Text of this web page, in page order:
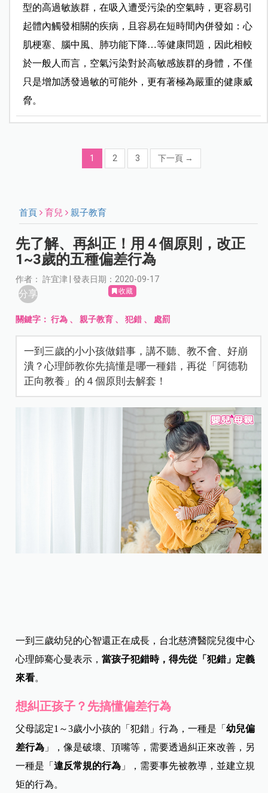
型的高過敏族群，在吸入遭受污染的空氣時，更容易引
起體內觸發相關的疾病，且容易在短時間內併發如：心
肌梗塞、腦中風、肺功能下降…等健康問題，因此相較
於一般人而言，空氣污染對於高敏感族群的身體，不僅
只是增加誘發過敏的可能外，更有著極為嚴重的健康威
脅。
1 2 3 下一頁 →
首頁 育兒 親子教育
先了解、再糾正！用４個原則，改正
1~3歲的五種偏差行為
作者： 許宜津 | 發表日期：2020-09-17
分享 收藏
關鍵字：行為 、親子教育 、犯錯 、 處罰
一到三歲的小小孩做錯事，講不聽、教不會、好崩
潰？心理師教你先搞懂是哪一種錯，再從「阿德勒
正向教養」的４個原則去解套！
一到三歲幼兒的心智還正在成長，台北慈濟醫院兒復中心
心理師騫心曼表示，當孩子犯錯時，得先從「犯錯」定義
來看。
想糾正孩子？先搞懂偏差行為
父母認定1～3歲小小孩的「犯錯」行為，一種是「幼兒偏
差行為 」，像是破壞、頂嘴等，需要透過糾正來改善，另
一種是「違反常規的行為 」，需要事先被教導，並建立規
矩的行為。